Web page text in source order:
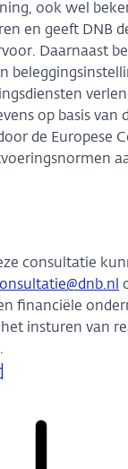
ook wel
en geeft DNB
Daarnaast
op basis van
de Europese
consultatie
financiële
insturen van
.